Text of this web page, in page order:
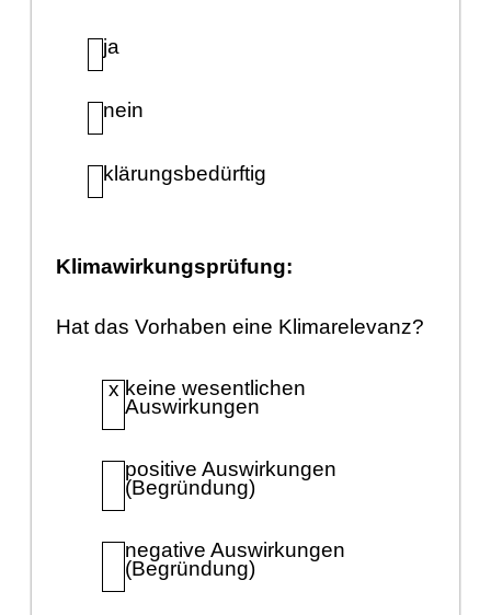
ja
nein
klärungsbedürftig
Klimawirkungsprüfung:
Hat das Vorhaben eine Klimarelevanz?
x keine wesentlichen
Auswirkungen
positive Auswirkungen
(Begründung)
negative Auswirkungen
(Begründung)